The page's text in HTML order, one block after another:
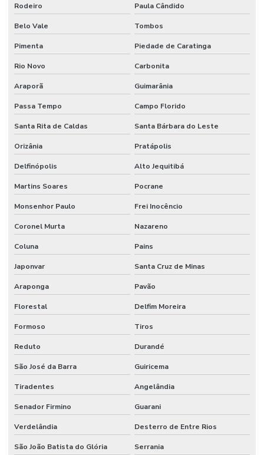
Rodeiro Paula Cândido
Belo Vale Tombos
Pimenta Piedade de Caratinga
Rio Novo Carbonita
Araporã Guimarânia
Passa Tempo Campo Florido
Santa Rita de Caldas Santa Bárbara do Leste
Orizânia Pratápolis
Delfinópolis Alto Jequitibá
Martins Soares Pocrane
Monsenhor Paulo Frei Inocêncio
Coronel Murta Nazareno
Coluna Pains
Japonvar Santa Cruz de Minas
Araponga Pavão
Florestal Delfim Moreira
Formoso Tiros
Reduto Durandé
São José da Barra Guiricema
Tiradentes Angelândia
Senador Firmino Guarani
Verdelândia Desterro de Entre Rios
São João Batista do Glória Serrania